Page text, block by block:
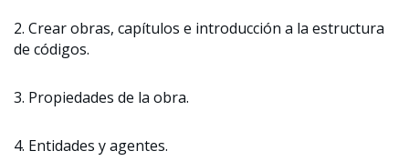
2. Crear obras, capítulos e introducción a la estructura
de códigos.
3. Propiedades de la obra.
4. Entidades y agentes.